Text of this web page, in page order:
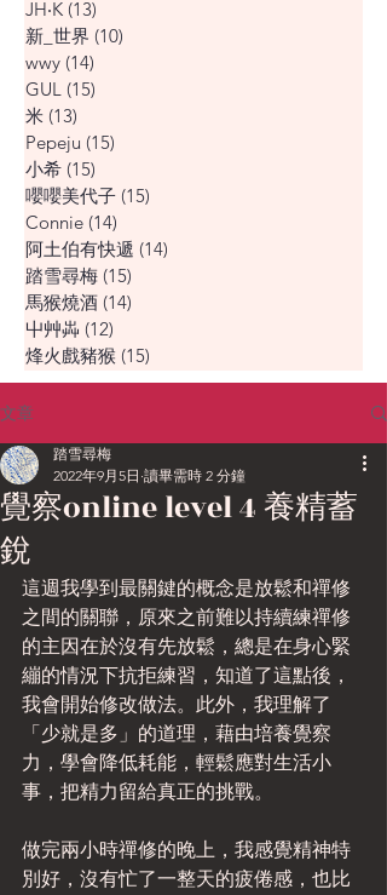
JH‧K (13)
新_世界 (10)
wwy (14)
GUL (15)
米 (13)
Pepeju (15)
小希 (15)
嚶嚶美代子 (15)
Connie (14)
阿土伯有快遞 (14)
踏雪尋梅 (15)
馬猴燒酒 (14)
屮艸芔 (12)
烽火戲豬猴 (15)
文章
覺察online level 4 養精蓄
銳
踏雪尋梅
2022年9月5日 讀畢需時 2 分鐘
這週我學到最關鍵的概念是放鬆和禪修
之間的關聯，原來之前難以持續練禪修
的主因在於沒有先放鬆，總是在身心緊
繃的情況下抗拒練習，知道了這點後，
我會開始修改做法。此外，我理解了
「少就是多」的道理，藉由培養覺察
力，學會降低耗能，輕鬆應對生活小
事，把精力留給真正的挑戰。
做完兩小時禪修的晚上，我感覺精神特
別好，沒有忙了一整天的疲倦感，也比